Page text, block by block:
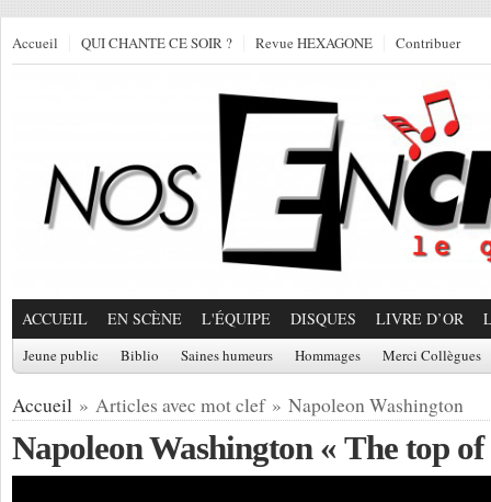
Accueil QUI CHANTE CE SOIR ? Revue HEXAGONE Contribuer
ACCUEIL EN SCÈNE L'ÉQUIPE DISQUES LIVRE D’OR
Jeune public Biblio Saines humeurs Hommages Merci Collègues
Accueil » Articles avec mot clef » Napoleon Washington
Napoleon Washington « The top of